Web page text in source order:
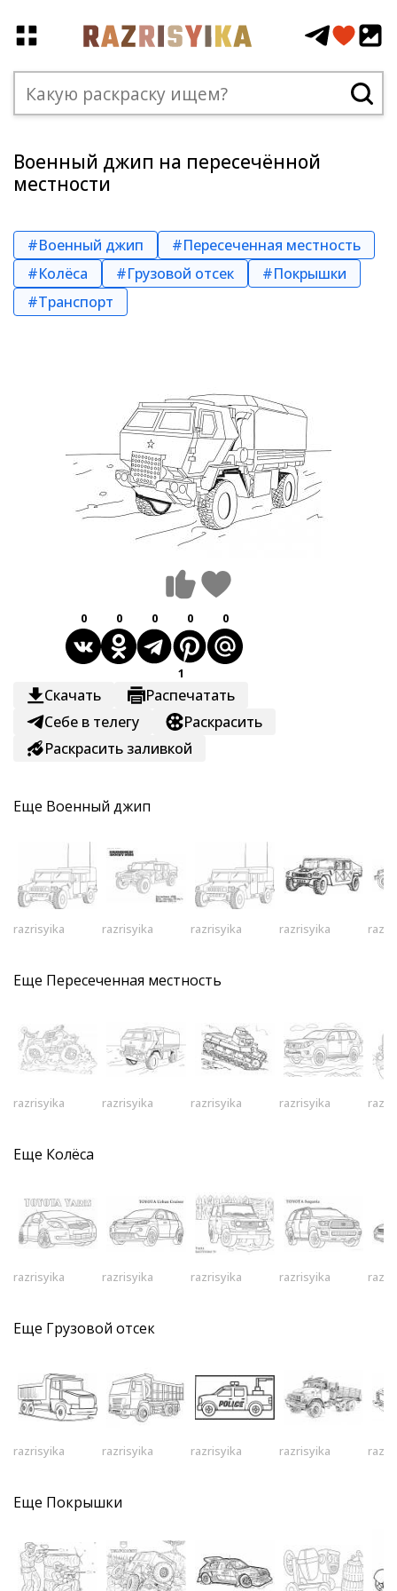
Военный джип на пересечённой
местности
#Военный джип
#Пересеченная местность
#Колёса
#Грузовой отсек
#Покрышки
#Транспорт
0 0 0 0 0
Скачать
1
Распечатать
Себе в телегу
Раскрасить
Раскрасить заливкой
Еще Военный джип
razrisyika razrisyika razrisyika razrisyika
Еще Пересеченная местность
razrisyika razrisyika razrisyika razrisyika
Еще Колёса
razrisyika razrisyika razrisyika razrisyika
Еще Грузовой отсек
razrisyika razrisyika razrisyika razrisyika
Еще Покрышки